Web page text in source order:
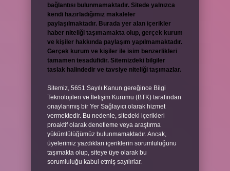
bağlantısı bulunmamaktadır. Sitede yalnızca
kendi hazırladığımız makaleler
paylaşılmaktadır. Burada yer alan içerikler
haber niteliği taşımamakta olup, gerçek kurum
ve kişiler hakkında paylaşım yapılmamaktadır.
Gerçek kurum ve kişiler ile isim benzerlikleri
tamamen tesadüfidir. Sitemizdeki bilgiler
taslak halindedir ve tavsiye niteliği taşımazlar.
Sitemiz, 5651 Sayılı Kanun gereğince Bilgi
Teknolojileri ve İletişim Kurumu (BTK) tarafından
onaylanmış bir Yer Sağlayıcı olarak hizmet
vermektedir. Bu nedenle, sitedeki içerikleri
proaktif olarak denetleme veya araştırma
yükümlülüğümüz bulunmamaktadır. Ancak,
üyelerimiz yazdıkları içeriklerin sorumluluğunu
taşımakta olup, siteye üye olarak bu
sorumluluğu kabul etmiş sayılırlar.